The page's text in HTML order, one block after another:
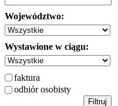
Województwo:
Wystawione w ciągu:
faktura
odbiór osobisty